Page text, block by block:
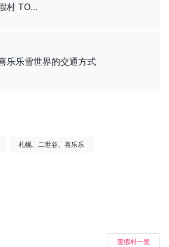
村 TO...
乐乐雪世界的交通方式
札幌、二世谷、喜乐乐
渡假村一览